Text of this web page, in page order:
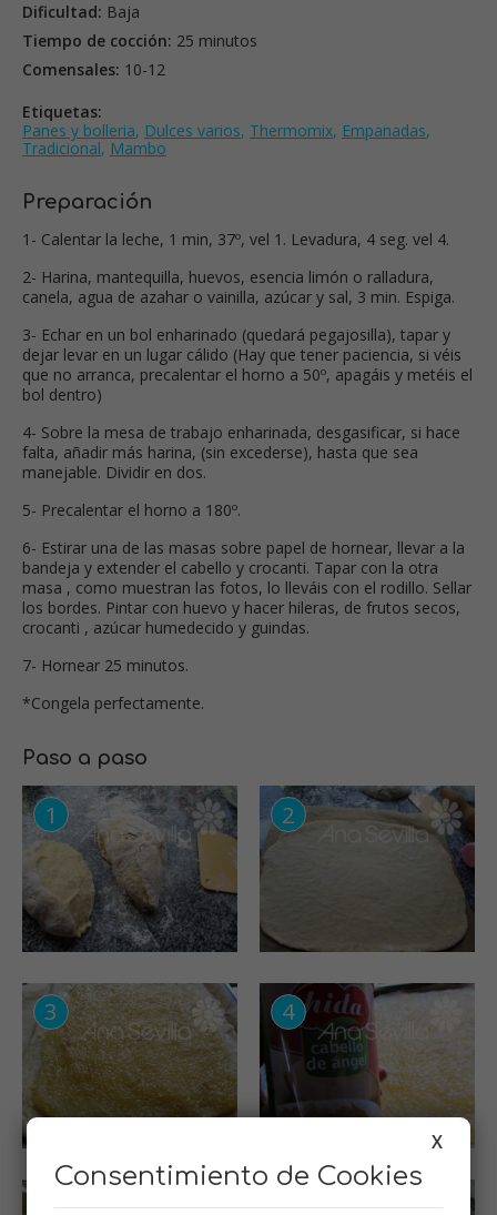
Dificultad: Baja
Tiempo de cocción: 25 minutos
Comensales: 10-12
Etiquetas:
Panes y bolleria, Dulces varios, Thermomix, Empanadas,
Tradicional, Mambo
Preparación
1- Calentar la leche, 1 min, 37º, vel 1. Levadura, 4 seg. vel 4.
2- Harina, mantequilla, huevos, esencia limón o ralladura,
canela, agua de azahar o vainilla, azúcar y sal, 3 min. Espiga.
3- Echar en un bol enharinado (quedará pegajosilla), tapar y
dejar levar en un lugar cálido (Hay que tener paciencia, si véis
que no arranca, precalentar el horno a 50º, apagáis y metéis el
bol dentro)
4- Sobre la mesa de trabajo enharinada, desgasificar, si hace
falta, añadir más harina, (sin excederse), hasta que sea
manejable. Dividir en dos.
5- Precalentar el horno a 180º.
6- Estirar una de las masas sobre papel de hornear, llevar a la
bandeja y extender el cabello y crocanti. Tapar con la otra
masa , como muestran las fotos, lo lleváis con el rodillo. Sellar
los bordes. Pintar con huevo y hacer hileras, de frutos secos,
crocanti , azúcar humedecido y guindas.
7- Hornear 25 minutos.
*Congela perfectamente.
Paso a paso
X
Consentimiento de Cookies